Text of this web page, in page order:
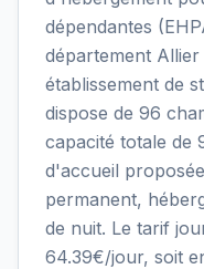
dépendantes
département
établissement de
dispose de 96
capacité totale de
d'accueil
permanent,
de nuit. Le tarif
64.39€/jour, soit